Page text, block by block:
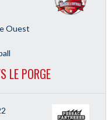
Ouest
LE PORGE